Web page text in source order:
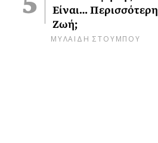
Είναι… Περισσότερη
Ζωή;
ΜΥΛΑΙΔΗ ΣΤΟΥΜΠΟΥ